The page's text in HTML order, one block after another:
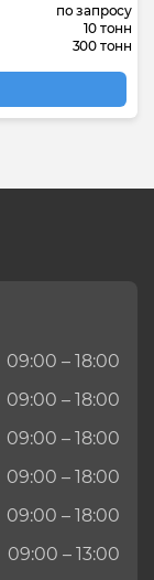
по запросу
10 тонн
300 тонн
09:00 – 18:00
09:00 – 18:00
09:00 – 18:00
09:00 – 18:00
09:00 – 18:00
09:00 – 13:00